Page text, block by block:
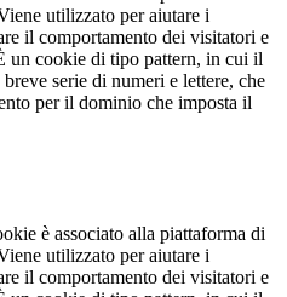
utilizzato per aiutare i
il comportamento dei visitatori e
un cookie di tipo pattern, in cui il
serie di numeri e lettere, che
per il dominio che imposta il
è associato alla piattaforma di
utilizzato per aiutare i
il comportamento dei visitatori e